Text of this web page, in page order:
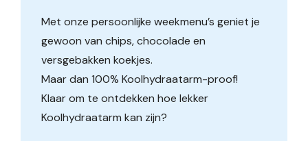
Met onze persoonlijke weekmenu’s geniet je
gewoon van chips, chocolade en
versgebakken koekjes.
Maar dan 100% Koolhydraatarm-proof!
Klaar om te ontdekken hoe lekker
Koolhydraatarm kan zijn?